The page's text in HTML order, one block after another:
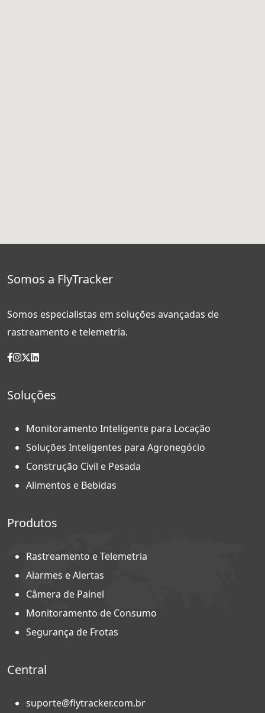
Somos a FlyTracker
Somos especialistas em soluções avançadas de
rastreamento e telemetria.
Soluções
Monitoramento Inteligente para Locação
Soluções Inteligentes para Agronegócio
Construção Civil e Pesada
Alimentos e Bebidas
Produtos
Rastreamento e Telemetria
Alarmes e Alertas
Câmera de Painel
Monitoramento de Consumo
Segurança de Frotas
Central
suporte@flytracker.com.br